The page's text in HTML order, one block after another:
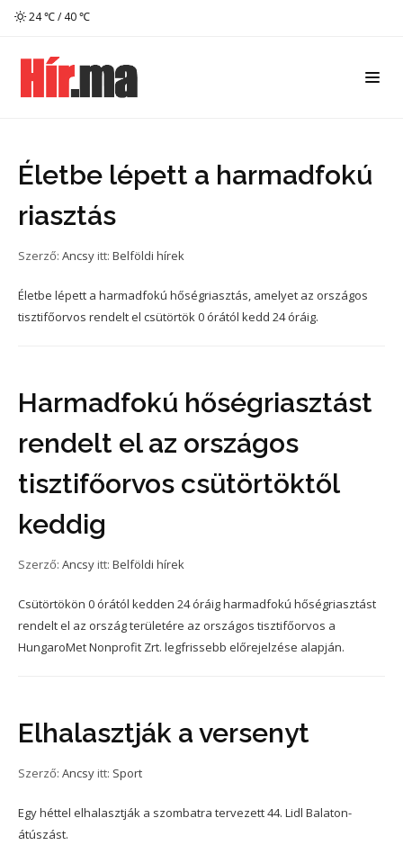
24 ℃ / 40 ℃
Életbe lépett a harmadfokú
riasztás
Szerző: Ancsy itt: Belföldi hírek
Életbe lépett a harmadfokú hőségriasztás, amelyet az országos
tisztifőorvos rendelt el csütörtök 0 órától kedd 24 óráig.
Harmadfokú hőségriasztást
rendelt el az országos
tisztifőorvos csütörtöktől
keddig
Szerző: Ancsy itt: Belföldi hírek
Csütörtökön 0 órától kedden 24 óráig harmadfokú hőségriasztást
rendelt el az ország területére az országos tisztifőorvos a
HungaroMet Nonprofit Zrt. legfrissebb előrejelzése alapján.
Elhalasztják a versenyt
Szerző: Ancsy itt: Sport
Egy héttel elhalasztják a szombatra tervezett 44. Lidl Balaton-
átúszást.